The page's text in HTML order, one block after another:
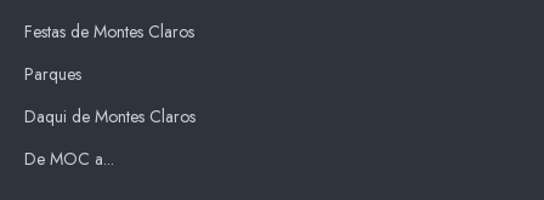
Festas de Montes Claros
Parques
Daqui de Montes Claros
De MOC a...